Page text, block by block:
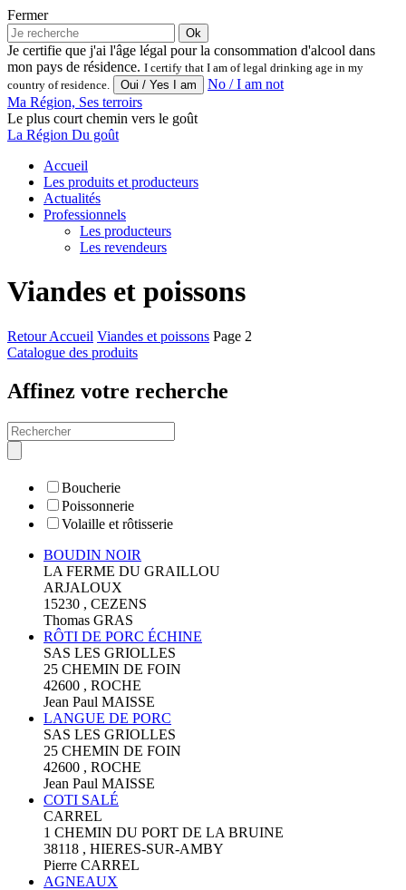
Fermer
Ok
Je certifie que j'ai l'âge légal pour la consommation d'alcool dans
mon pays de résidence. I certify that I am of legal drinking age in my
country of residence.
No / I am not
Ma Région, Ses terroirs
Le plus court chemin vers le goût
La Région Du goût
Accueil
Les produits et producteurs
Actualités
Professionnels
Les producteurs
Les revendeurs
Viandes et poissons
RetourAccueil Viandes et poissons Page 2
Catalogue des produits
Affinez votre recherche
Boucherie
Poissonnerie
Volaille et rôtisserie
BOUDIN NOIR
LA FERME DU GRAILLOU
ARJALOUX
15230 , CEZENS
Thomas GRAS
RÔTI DE PORC ÉCHINE
SAS LES GRIOLLES
25 CHEMIN DE FOIN
42600 , ROCHE
Jean Paul MAISSE
LANGUE DE PORC
SAS LES GRIOLLES
25 CHEMIN DE FOIN
42600 , ROCHE
Jean Paul MAISSE
COTI SALÉ
CARREL
1 CHEMIN DU PORT DE LA BRUINE
38118 , HIERES-SUR-AMBY
Pierre CARREL
AGNEAUX